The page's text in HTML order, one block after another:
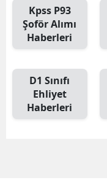
Kpss P93
Şoför Alımı
Haberleri
D1 Sınıfı
Ehliyet
Haberleri